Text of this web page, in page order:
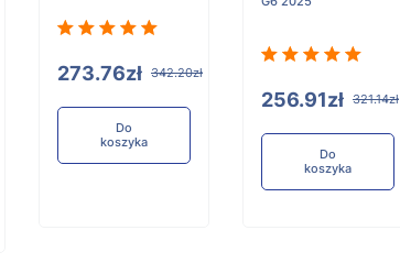
273.76zł 342.20zł
Do
koszyka
256.91zł 321.14zł
Do
koszyka